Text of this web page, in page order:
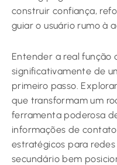
construir confiança,
guiar o usuário rumo à
Entender a real função
significativamente de
primeiro passo.
que transformam um
ferramenta poderosa
informações de
estratégicos para
secundário bem